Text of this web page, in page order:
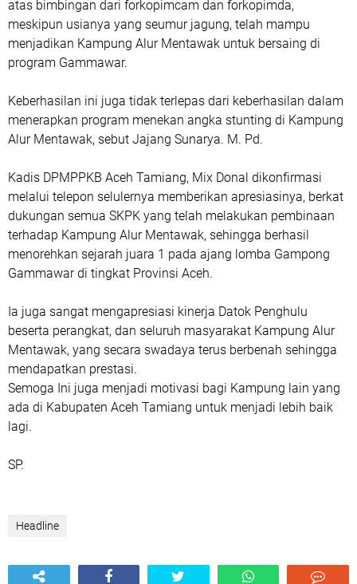
atas bimbingan dari forkopimcam dan forkopimda,
meskipun usianya yang seumur jagung, telah mampu
menjadikan Kampung Alur Mentawak untuk bersaing di
program Gammawar.
Keberhasilan ini juga tidak terlepas dari keberhasilan dalam
menerapkan program menekan angka stunting di Kampung
Alur Mentawak, sebut Jajang Sunarya. M. Pd.
Kadis DPMPPKB Aceh Tamiang, Mix Donal dikonfirmasi
melalui telepon selulernya memberikan apresiasinya, berkat
dukungan semua SKPK yang telah melakukan pembinaan
terhadap Kampung Alur Mentawak, sehingga berhasil
menorehkan sejarah juara 1 pada ajang lomba Gampong
Gammawar di tingkat Provinsi Aceh.
Ia juga sangat mengapresiasi kinerja Datok Penghulu
beserta perangkat, dan seluruh masyarakat Kampung Alur
Mentawak, yang secara swadaya terus berbenah sehingga
mendapatkan prestasi.
Semoga Ini juga menjadi motivasi bagi Kampung lain yang
ada di Kabupaten Aceh Tamiang untuk menjadi lebih baik
lagi.
SP.
Headline